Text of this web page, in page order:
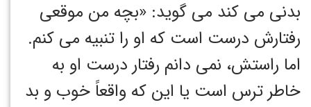
بدنی می کند می گوید: «بچه من موقعی
رفتارش درست است که او را تنبیه می کنم.
اما راستش، نمی دانم رفتار درست او به
خاطر ترس است یا این که واقعاً خوب و بد